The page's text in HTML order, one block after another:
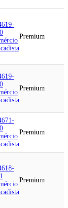
Premium
Premium
Premium
Premium